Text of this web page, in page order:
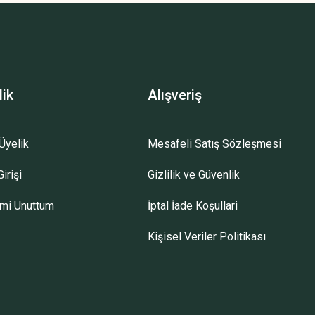
Unuttum
Alışveriş
Mesafeli Satış Sözleşmesi
Gizlilik ve Güvenlik
İptal İade Koşullari
Kişisel Veriler Politikası